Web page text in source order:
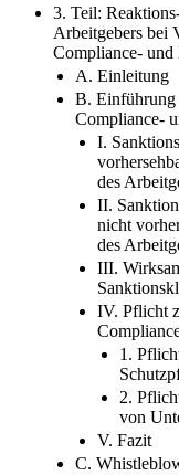
3. Teil:
Arbeitgebers bei
Compliance-
A. Einleitung
B. Einführung
Compliance-
I.
des
II.
nicht
des
III.
IV. Pflicht
1.
2.
von
V. Fazit
C.